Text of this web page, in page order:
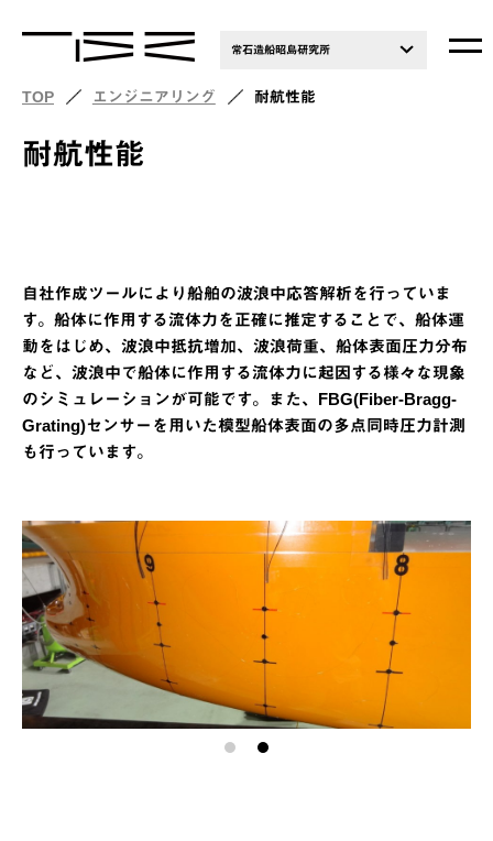
常石造船昭島研究所
TOP エンジニアリング 耐航性能
耐航性能
自社作成ツールにより船舶の波浪中応答解析を行っていま
す。船体に作用する流体力を正確に推定することで、船体運
動をはじめ、波浪中抵抗増加、波浪荷重、船体表面圧力分布
など、波浪中で船体に作用する流体力に起因する様々な現象
のシミュレーションが可能です。また、FBG(Fiber-Bragg-
Grating)センサーを用いた模型船体表面の多点同時圧力計測
も行っています。